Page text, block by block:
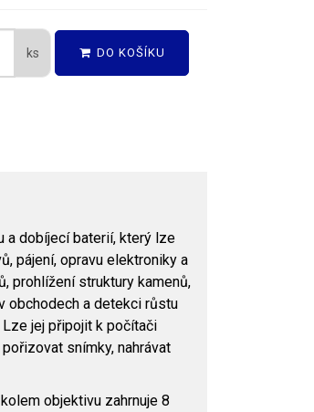
ks DO KOŠÍKU
a dobíjecí baterií, který lze
pájení, opravu elektroniky a
prohlížení struktury kamenů,
obchodech a detekci růstu
jej připojit k počítači
snímky, nahrávat
objektivu zahrnuje 8